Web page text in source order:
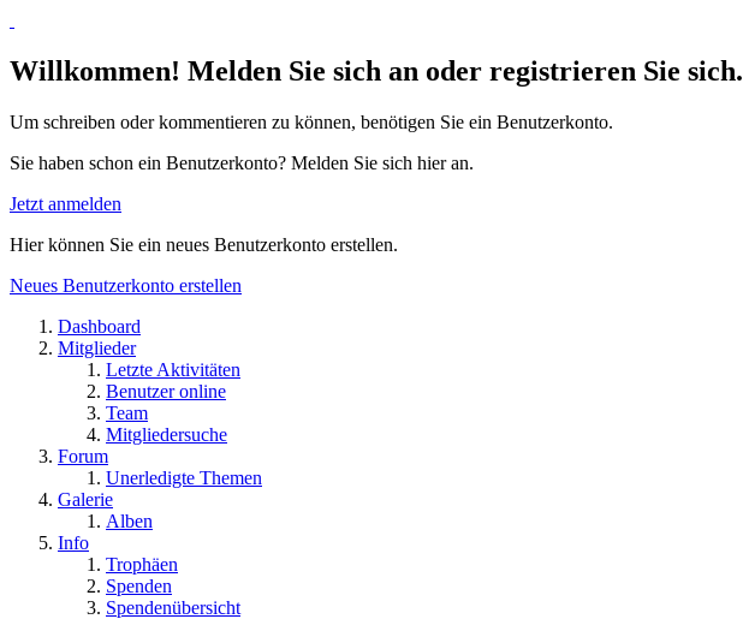
Willkommen! Melden Sie sich an oder registrieren Sie sich.
Um schreiben oder kommentieren zu können, benötigen Sie ein Benutzerkonto.
Sie haben schon ein Benutzerkonto? Melden Sie sich hier an.
Jetzt anmelden
Hier können Sie ein neues Benutzerkonto erstellen.
Neues Benutzerkonto erstellen
Dashboard
Mitglieder
Letzte Aktivitäten
Benutzer online
Team
Mitgliedersuche
Forum
Unerledigte Themen
Galerie
Alben
Info
Trophäen
Spenden
Spendenübersicht